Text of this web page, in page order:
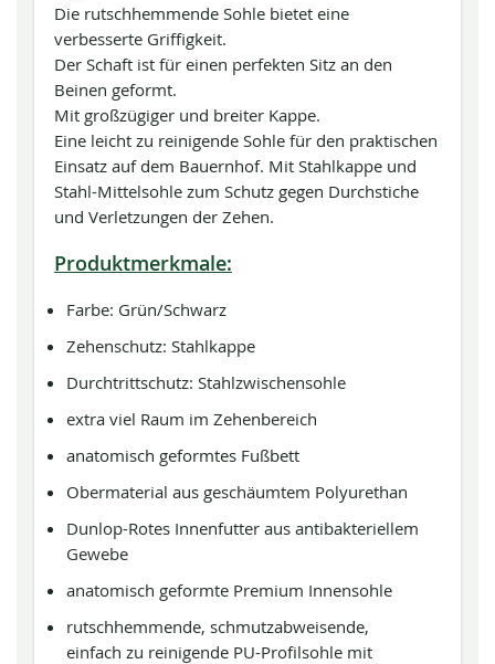
Die rutschhemmende Sohle bietet eine
verbesserte Griffigkeit.
Der Schaft ist für einen perfekten Sitz an den
Beinen geformt.
Mit großzügiger und breiter Kappe.
Eine leicht zu reinigende Sohle für den praktischen
Einsatz auf dem Bauernhof. Mit Stahlkappe und
Stahl-Mittelsohle zum Schutz gegen Durchstiche
und Verletzungen der Zehen.
Produktmerkmale:
Farbe: Grün/Schwarz
Zehenschutz: Stahlkappe
Durchtrittschutz: Stahlzwischensohle
extra viel Raum im Zehenbereich
anatomisch geformtes Fußbett
Obermaterial aus geschäumtem Polyurethan
Dunlop-Rotes Innenfutter aus antibakteriellem
Gewebe
anatomisch geformte Premium Innensohle
rutschhemmende, schmutzabweisende,
einfach zu reinigende PU-Profilsohle mit